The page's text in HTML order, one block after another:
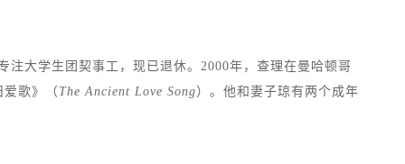
注大学生团契事工，现已退休。2000年，查理在曼哈顿哥
歌》（ The Ancient Love Song）。他和妻子琼有两个成年